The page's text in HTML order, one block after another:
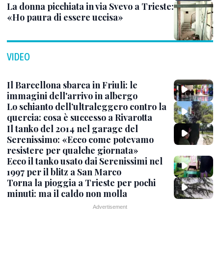
La donna picchiata in via Svevo a Trieste:
«Ho paura di essere uccisa»
VIDEO
Il Barcellona sbarca in Friuli: le
immagini dell'arrivo in albergo
Lo schianto dell’ultraleggero contro la
quercia: cosa è successo a Rivarotta
Il tanko del 2014 nel garage del
Serenissimo: «Ecco come potevamo
resistere per qualche giornata»
Ecco il tanko usato dai Serenissimi nel
1997 per il blitz a San Marco
Torna la pioggia a Trieste per pochi
minuti: ma il caldo non molla